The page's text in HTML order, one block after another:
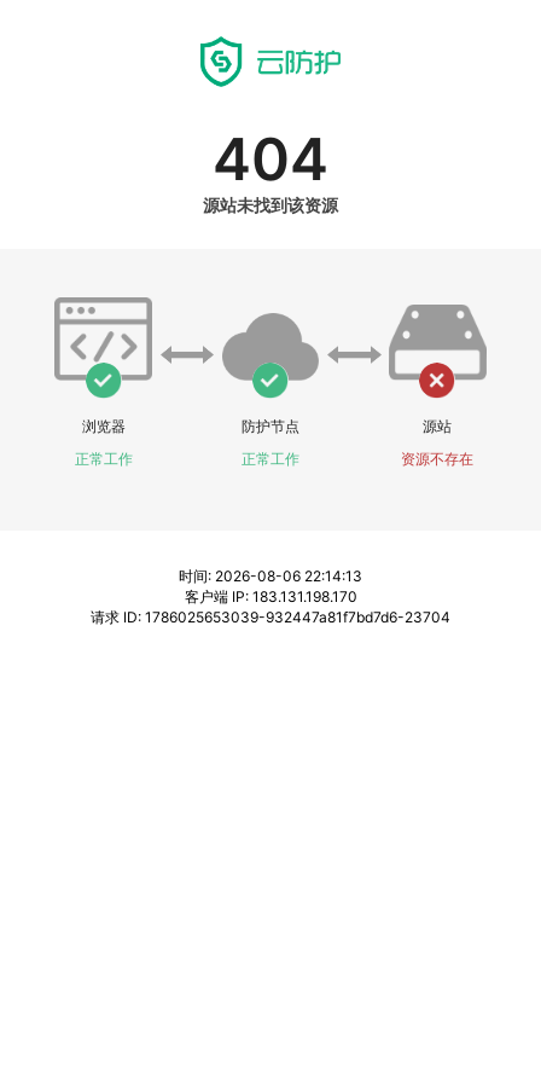
404
源站未找到该资源
浏览器
正常工作
防护节点
正常工作
源站
资源不存在
时间: 2026-08-06 22:14:13
客户端 IP: 183.131.198.170
请求 ID: 1786025653039-932447a81f7bd7d6-23704